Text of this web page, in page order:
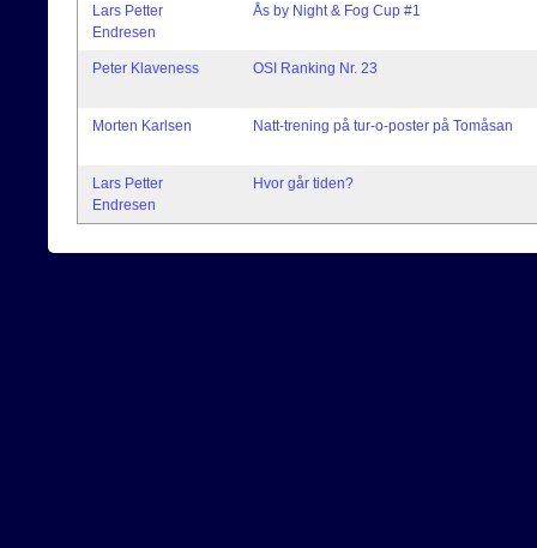
Lars Petter
Endresen
Ås by Night & Fog Cup #1
Peter Klaveness OSI Ranking Nr. 23
Morten Karlsen Natt-trening på tur-o-poster på Tomåsan
Lars Petter
Endresen
Hvor går tiden?